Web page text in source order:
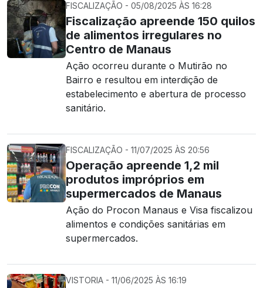
FISCALIZAÇÃO - 05/08/2025 ÀS 16:28
Fiscalização apreende 150 quilos
de alimentos irregulares no
Centro de Manaus
Ação ocorreu durante o Mutirão no
Bairro e resultou em interdição de
estabelecimento e abertura de processo
sanitário.
FISCALIZAÇÃO - 11/07/2025 ÀS 20:56
Operação apreende 1,2 mil
produtos impróprios em
supermercados de Manaus
Ação do Procon Manaus e Visa fiscalizou
alimentos e condições sanitárias em
supermercados.
VISTORIA - 11/06/2025 ÀS 16:19